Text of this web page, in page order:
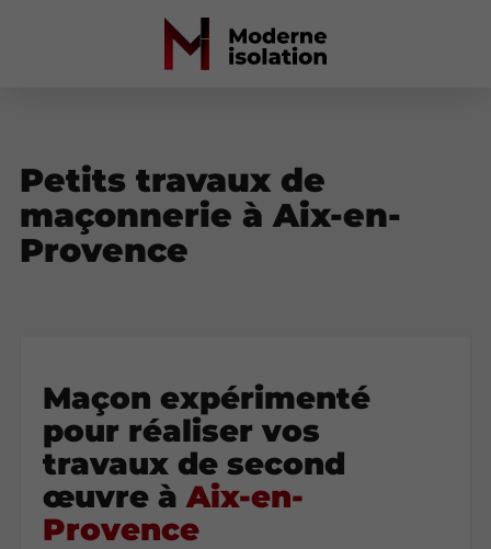
Petits travaux de
maçonnerie à Aix-en-
Provence
Maçon expérimenté
pour réaliser vos
travaux de second
œuvre à Aix-en-
Provence